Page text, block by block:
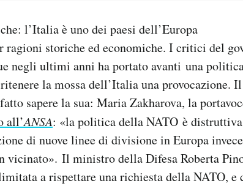
l’Italia è uno dei paesi dell’Europa
storiche ed economiche. I critici del
negli ultimi anni ha portato avanti una
la mossa dell’Italia una provocazione. Il
sapere la sua: Maria Zakharova, la
all’ANSA: «la politica della NATO è
di nuove linee di divisione in Europa
vicinato». Il ministro della Difesa Roberta
a rispettare una richiesta della NATO, e